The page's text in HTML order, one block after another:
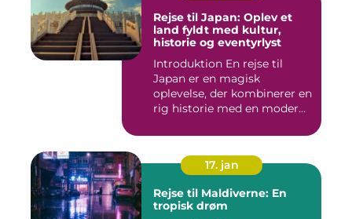
Rejse til Japan: Oplev et
land fyldt med kultur,
historie og eventyrlyst
Introduktion En rejse til
Japan er en magisk
oplevelse, der kombinerer en
rig historie med en moder...
17. jan
Rejse til Maldiverne: En
tropisk drøm